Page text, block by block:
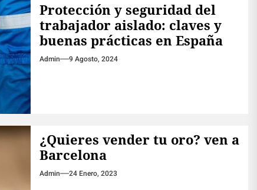
Protección y seguridad del
trabajador aislado: claves y
buenas prácticas en España
Admin 9 Agosto, 2024
¿Quieres vender tu oro? ven a
Barcelona
Admin 24 Enero, 2023